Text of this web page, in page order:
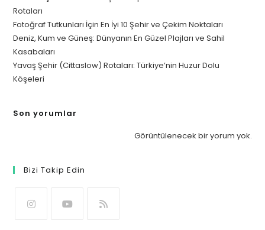
Rotaları
Fotoğraf Tutkunları İçin En İyi 10 Şehir ve Çekim Noktaları
Deniz, Kum ve Güneş: Dünyanın En Güzel Plajları ve Sahil
Kasabaları
Yavaş Şehir (Cittaslow) Rotaları: Türkiye’nin Huzur Dolu
Köşeleri
Son yorumlar
Görüntülenecek bir yorum yok.
Bizi Takip Edin